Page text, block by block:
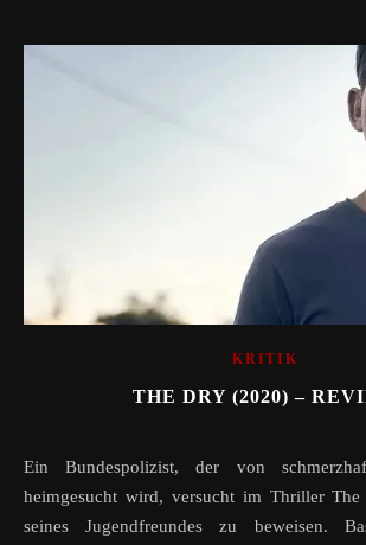
KRITIK
THE DRY (2020) –
Ein Bundespolizist, der von schmerzhaften Erinnerungen
heimgesucht wird, versucht im Thriller
seines Jugendfreundes zu beweisen.